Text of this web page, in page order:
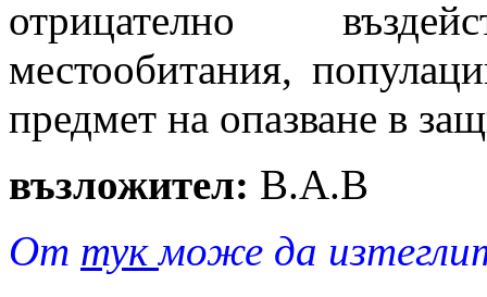
отрицателно
местообитания,
предмет на опазване в
възложител: В.А.В
От тукможе да